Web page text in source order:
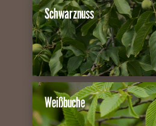
Schwarznuss
Weißbuche